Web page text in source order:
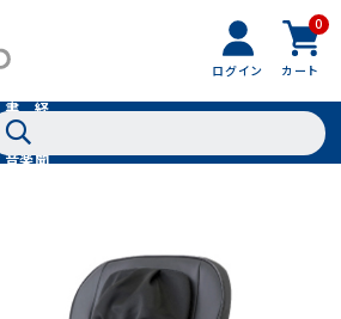
ログイン
0
カート
書
籍・
音楽
経
聞